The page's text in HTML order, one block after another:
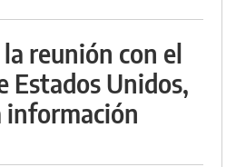
reunión con el
Estados Unidos,
información